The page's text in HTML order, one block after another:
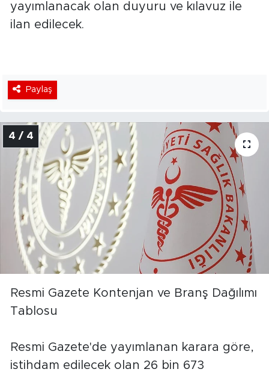
yayımlanacak olan duyuru ve kılavuz ile
ilan edilecek.
Paylaş
4 / 4
Resmi Gazete Kontenjan ve Branş Dağılımı
Tablosu
Resmi Gazete'de yayımlanan karara göre,
istihdam edilecek olan 26 bin 673